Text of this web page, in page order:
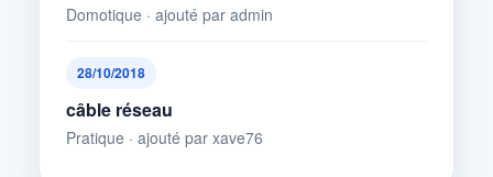
Domotique · ajouté par admin
28/10/2018
câble réseau
Pratique · ajouté par xave76